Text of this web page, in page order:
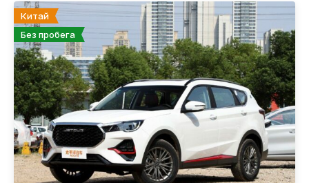
Китай
Без пробега